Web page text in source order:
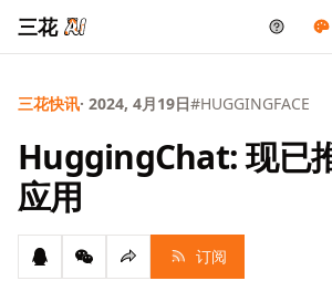
三花
三花快讯· 2024, 4月19日#HUGGINGFACE
HuggingChat: 现已
应用
订阅